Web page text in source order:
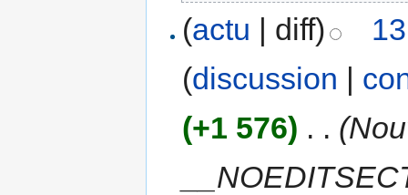
(actu | diff)
(discussion |
(+1 576) . .